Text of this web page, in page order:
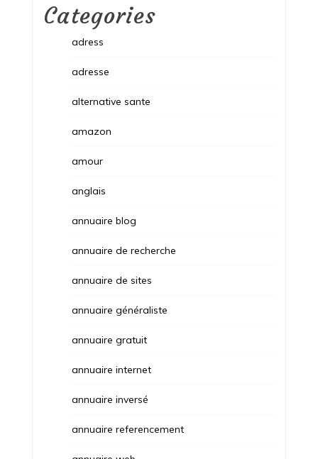
Categories
adress
adresse
alternative sante
amazon
amour
anglais
annuaire blog
annuaire de recherche
annuaire de sites
annuaire généraliste
annuaire gratuit
annuaire internet
annuaire inversé
annuaire referencement